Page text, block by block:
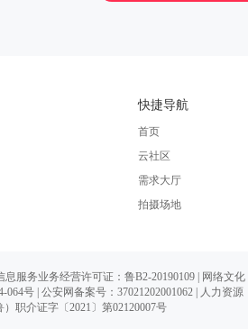
快捷导航
首页
云社区
需求大厅
拍摄场地
服务业务经营许可证：鲁B2-20190109 |
网络文化
064号 公安网备案号：37021202001062 | 人力资源
职介证字〔2021〕第02120007号